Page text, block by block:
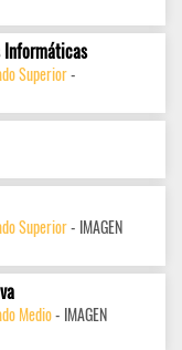
Informáticas
Superior-
Superior- IMAGEN
Medio- IMAGEN